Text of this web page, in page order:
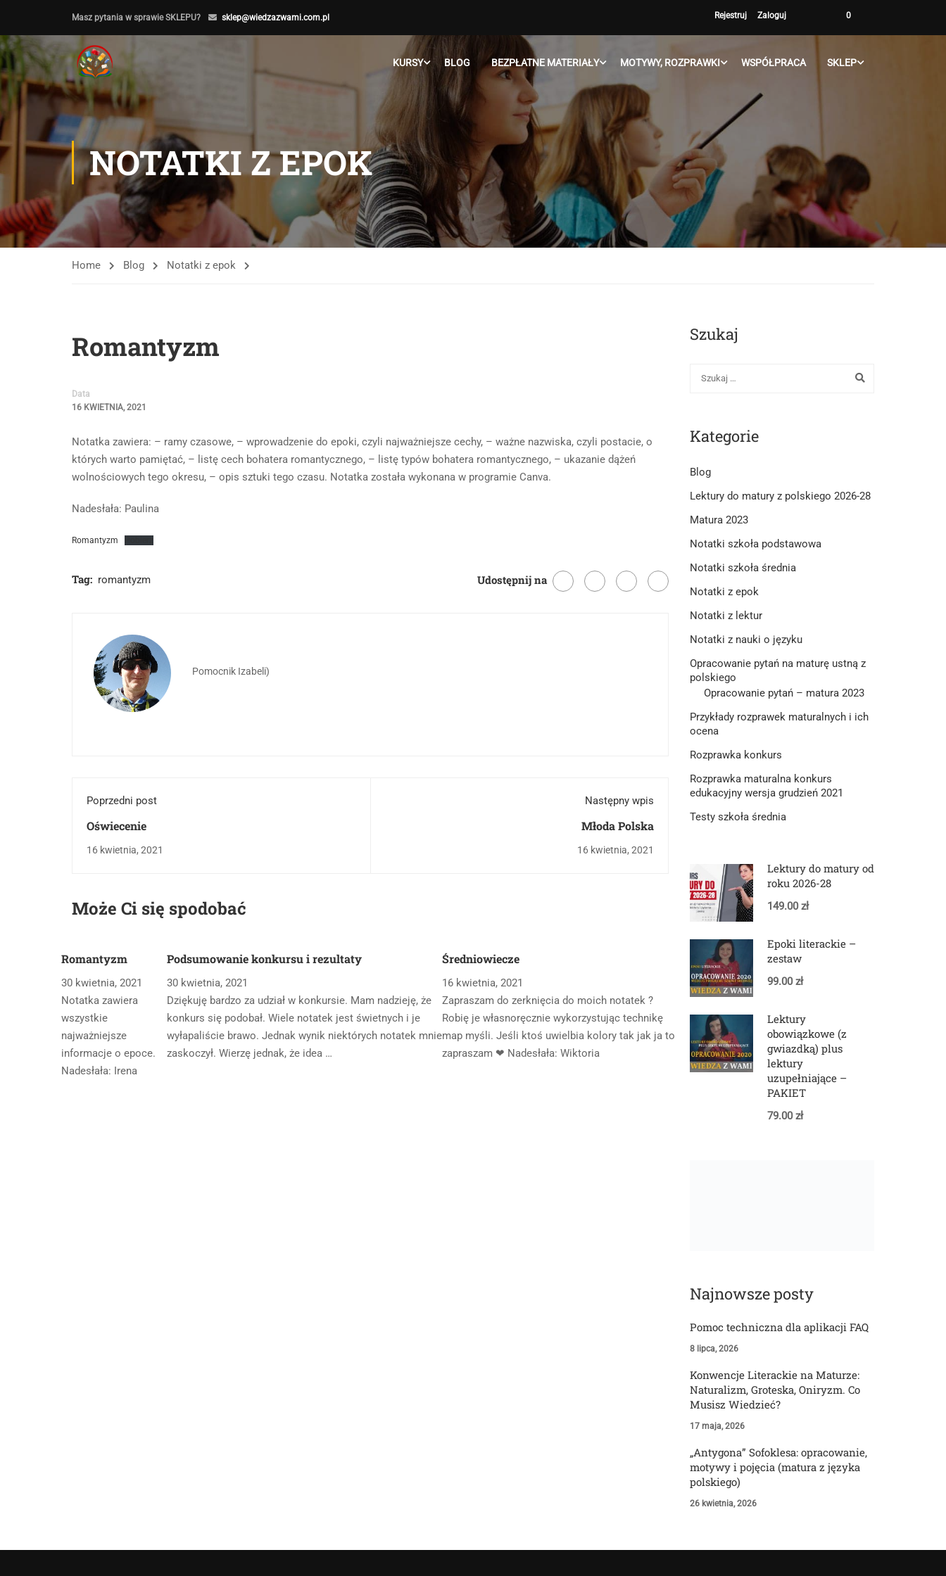
Masz pytania w sprawie SKLEPU? sklep@wiedzazwami.com.pl Rejestruj Zaloguj 0
KURSY BLOG BEZPŁATNE MATERIAŁY MOTYWY, ROZPRAWKI WSPÓŁPRACA SKLEP
NOTATKI Z EPOK
Home Blog Notatki z epok
Romantyzm
Data
16 KWIETNIA, 2021
Notatka zawiera: – ramy czasowe, – wprowadzenie do epoki, czyli najważniejsze cechy, – ważne nazwiska, czyli postacie, o
których warto pamiętać, – listę cech bohatera romantycznego, – listę typów bohatera romantycznego, – ukazanie dążeń
wolnościowych tego okresu, – opis sztuki tego czasu. Notatka została wykonana w programie Canva.
Nadesłała: Paulina
Romantyzm
Tag: romantyzm Udostępnij na
Pomocnik Izabeli)
Poprzedni post
Oświecenie
16 kwietnia, 2021
Następny wpis
Młoda Polska
16 kwietnia, 2021
Może Ci się spodobać
Romantyzm
30 kwietnia, 2021
Notatka zawiera
wszystkie
najważniejsze
informacje o epoce.
Nadesłała: Irena
Podsumowanie konkursu i rezultaty
30 kwietnia, 2021
Dziękuję bardzo za udział w konkursie. Mam nadzieję, że
konkurs się podobał. Wiele notatek jest świetnych i je
wyłapaliście brawo. Jednak wynik niektórych notatek mnie
zaskoczył. Wierzę jednak, że idea …
Średniowiecze
16 kwietnia, 2021
Zapraszam do zerknięcia do moich notatek ?
Robię je własnoręcznie wykorzystując technikę
map myśli. Jeśli ktoś uwielbia kolory tak jak ja to
zapraszam ❤ Nadesłała: Wiktoria
Szukaj
Kategorie
Blog
Lektury do matury z polskiego 2026-28
Matura 2023
Notatki szkoła podstawowa
Notatki szkoła średnia
Notatki z epok
Notatki z lektur
Notatki z nauki o języku
Opracowanie pytań na maturę ustną z
polskiego
Opracowanie pytań – matura 2023
Przykłady rozprawek maturalnych i ich
ocena
Rozprawka konkurs
Rozprawka maturalna konkurs
edukacyjny wersja grudzień 2021
Testy szkoła średnia
Lektury do matury od
roku 2026-28
149.00 zł
Epoki literackie –
zestaw
99.00 zł
Lektury
obowiązkowe (z
gwiazdką) plus
lektury
uzupełniające –
PAKIET
79.00 zł
Najnowsze posty
Pomoc techniczna dla aplikacji FAQ
8 lipca, 2026
Konwencje Literackie na Maturze:
Naturalizm, Groteska, Oniryzm. Co
Musisz Wiedzieć?
17 maja, 2026
„Antygona” Sofoklesa: opracowanie,
motywy i pojęcia (matura z języka
polskiego)
26 kwietnia, 2026